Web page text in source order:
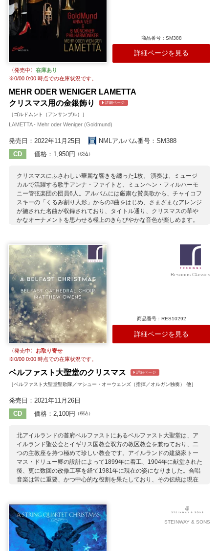
商品番号：SM388
詳細ページを見る
〈発売中〉 在庫あり
※0/00 0:00時点での在庫状況です。
MEHR ODER WENIGER LAMETTA
クリスマス用の金銀飾り
詳細ページ
［ゴルドムント（アンサンブル）］
LAMETTA - Mehr oder Weniger (Goldmund)
発売日：2022年11月25日
NMLアルバム番号：SM388
CD
価格：1,950円 （税込）
クリスマスにふさわしい華麗な響きを纏った1枚。 演奏は、ミュージ
カルで活躍する歌手アンナ・ファイトと、ミュンヘン・フィルハーモ
ニー管弦楽団の団員6人。アルバムには厳粛な賛美歌から、チャイコフ
スキーの「くるみ割り人形」からの3曲をはじめ、さまざまなアレンジ
が施された名曲が収録されており、タイトル通り、クリスマスの華や
かなオーナメントを思わせる極上のきらびやかな音色が楽しめます。
アンブロジウス
ウェスト ギース
伝承曲
J.S.バッハ
パピク ブッシュ
フンパーディンク
ラター ルター
Resonus Classics
商品番号：RES10292
詳細ページを見る
〈発売中〉 お取り寄せ
※0/00 0:00時点での在庫状況です。
ベルファスト大聖堂のクリスマス 詳細ページ
［ベルファスト大聖堂聖歌隊／マシュー・オーウェンズ（指揮／オルガン独奏） 他］
発売日：2021年11月26日
CD
価格：2,100円 （税込）
北アイルランドの首府ベルファストにあるベルファスト大聖堂は、ア
イルランド聖公会とイギリス国教会双方の教区教会を兼ねており、二
つの主教座を持つ極めて珍しい教会です。アイルランドの建築家トー
マス・ドリュー卿の設計によって1899年に着工、1904年に献堂された
後、更に数回の改修工事を経て1981年に現在の姿になりました。合唱
音楽は常に重要、かつ中心的な役割を果たしており、その伝統は現在
じめ、フィリップ・レッジャーなどの美しいキャロルでクリスマスを
祝っています。 2019年9月にベルファスト大聖堂聖歌隊の音楽監督に
就任したマシュー・オーウェンズは、マンチェスターのチータム音楽
学校で学んだオルガニスト、指揮者。英国近現代の作曲家の作品を積
極的に紹介することで知られています。
STEINWAY & SONS